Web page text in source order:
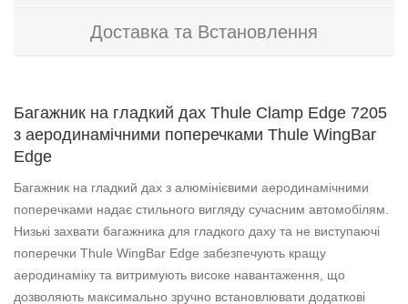
Доставка та Встановлення
Багажник на гладкий дах Thule Clamp Edge 7205
з аеродинамічними поперечками Thule WingBar
Edge
Багажник на гладкий дах з алюмінієвими аеродинамічними
поперечками надає стильного вигляду сучасним автомобілям.
Низькі захвати багажника для гладкого даху та не виступаючі
поперечки Thule WingBar Edge забезпечують кращу
аеродинаміку та витримують високе навантаження, що
дозволяють максимально зручно встановлювати додаткові